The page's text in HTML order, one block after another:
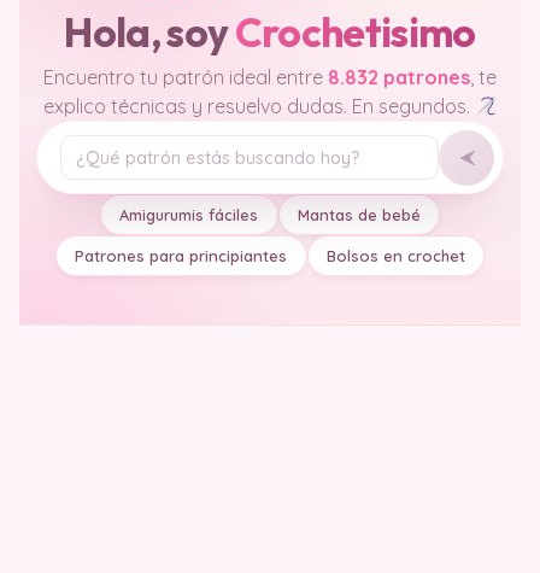
Hola, soyCrochetisimo
Encuentro tu patrón ideal entre 8.832 patrones, te
explico técnicas y resuelvo dudas. En segundos.
Tu pregunta
Amigurumis fáciles Mantas de bebé
Patrones para principiantes Bolsos en crochet